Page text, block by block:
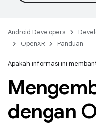
Android Developers
OpenXR
Panduan
Apakah informasi ini
dengan